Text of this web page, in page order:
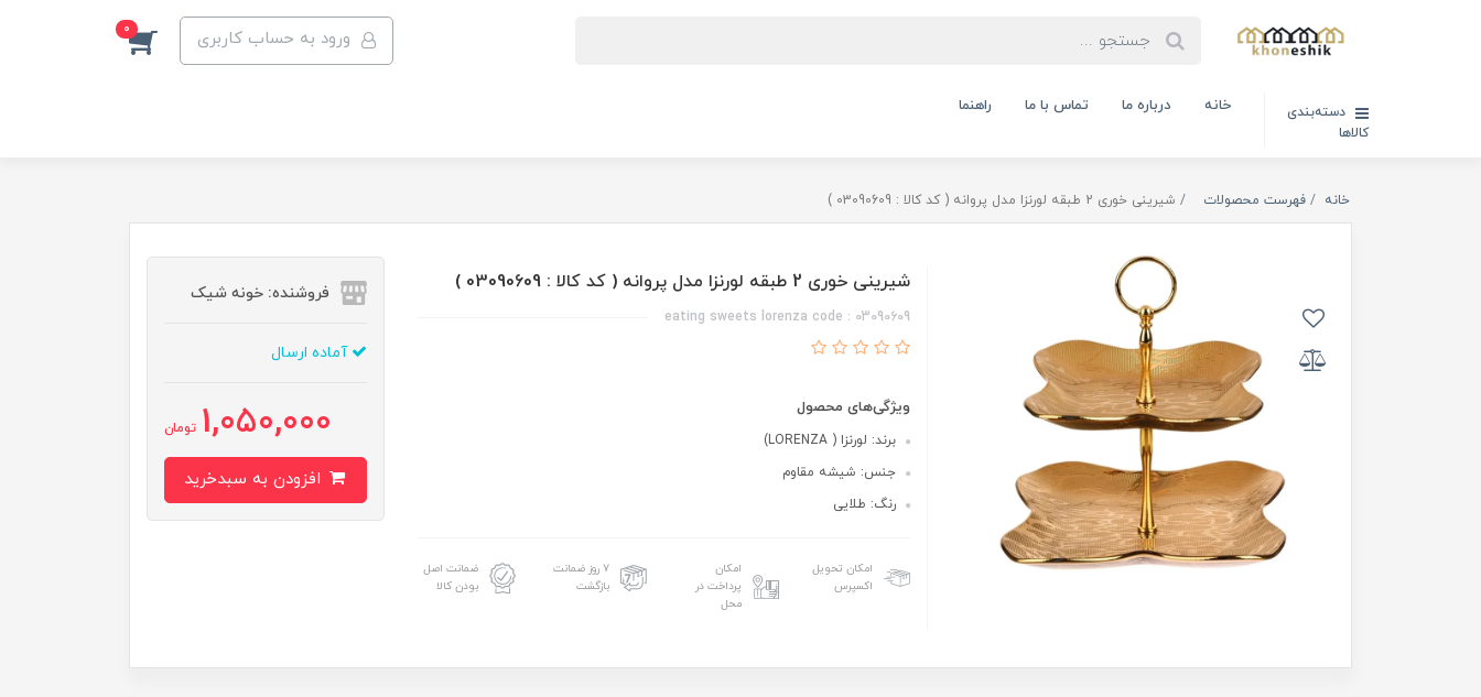
ورود به حساب کاربری 0
دسته‌بندی
کالاها
خانه درباره ما تماس با ما راهنما
خانه فهرست محصولات شیرینی خوری 2 طبقه لورنزا مدل پروانه ( کد کالا : 03090609 )
شیرینی خوری 2 طبقه لورنزا مدل پروانه ( کد کالا : 03090609 )
eating sweets lorenza code : 03090609
ویژگی‌های محصول
برند: لورنزا ( LORENZA)
جنس: شیشه مقاوم
رنگ: طلایی
امکان تحویل
اکسپرس
امکان
پرداخت در
محل
۷ روز ضمانت
بازگشت
ضمانت اصل
بودن کالا
فروشنده: خونه شیک
آماده ارسال
1,050,000 تومان